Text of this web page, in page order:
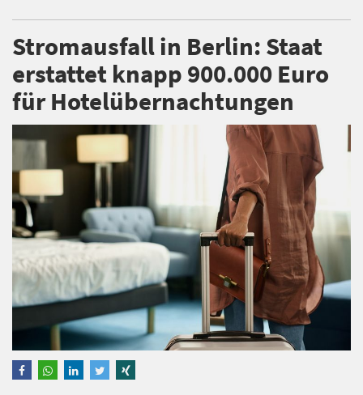
Stromausfall in Berlin: Staat
erstattet knapp 900.000 Euro
für Hotelübernachtungen